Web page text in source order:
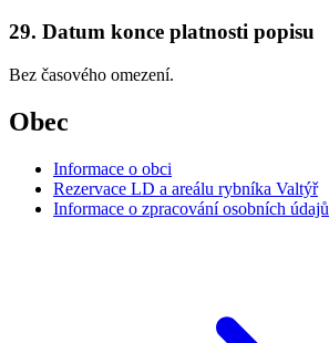
29. Datum konce platnosti popisu
Bez časového omezení.
Obec
Informace o obci
Rezervace LD a areálu rybníka Valtýř
Informace o zpracování osobních údajů